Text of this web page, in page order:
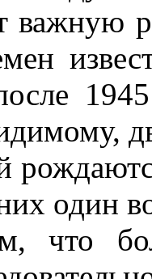
важную
один
что